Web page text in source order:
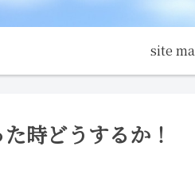
site
時どうするか！